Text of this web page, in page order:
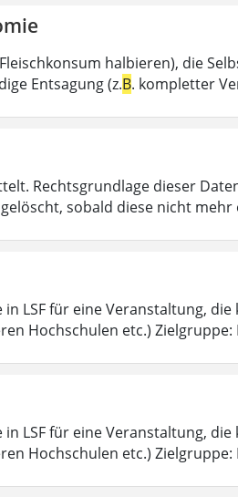
halbieren), die
Entsagung (z.B. kompletter
Rechtsgrundlage dieser
sobald diese nicht
LSF für eine Veranstaltung,
Hochschulen etc.) Zielgruppe:
LSF für eine Veranstaltung,
Hochschulen etc.) Zielgruppe: